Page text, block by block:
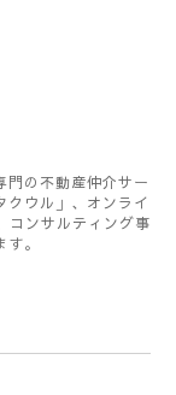
門の不動産仲介サー
クウル」、オンライ
コンサルティング事
。